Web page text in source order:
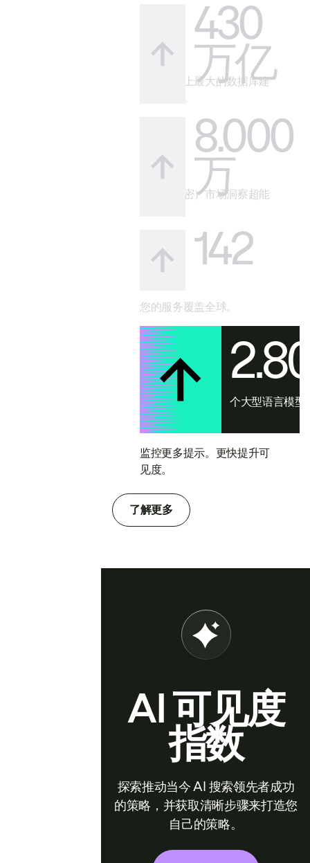
430
万亿
借助市场上最大的数据库建
8.000
万
您的（秘密）市场洞察超能
142
您的服务覆盖全球。
个大型语言模型
监控更多提示。更快提升可
见度。
了解更多
AI 可见度
指数
探索推动当今 AI 搜索领先者成功
的策略，并获取清晰步骤来打造您
自己的策略。